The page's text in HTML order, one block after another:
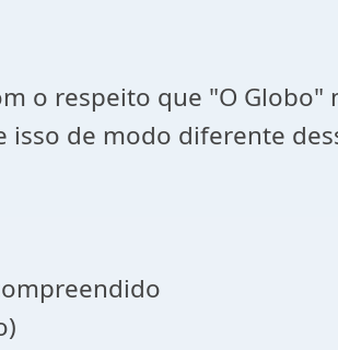
o respeito que "O
de modo diferente